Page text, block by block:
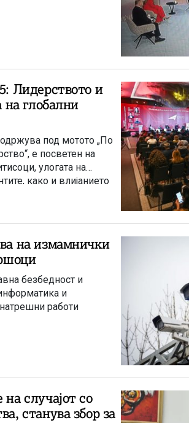
Лидерството и
на глобални
под мотото „По
е посветен на
улогата на
како и влијанието
на труд и иднината
и
на измамнички
безбедност и
и
работи
случајот со
станува збор за